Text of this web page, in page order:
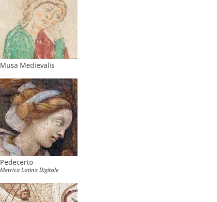
Musa Medievalis
Pedecerto
Metrica Latina Digitale